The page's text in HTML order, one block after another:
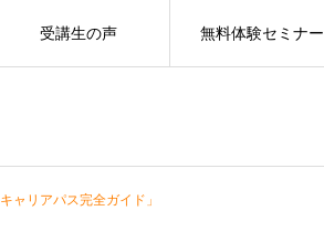
受講生の声 無料体験セミナー
ャリアパス完全ガイド」